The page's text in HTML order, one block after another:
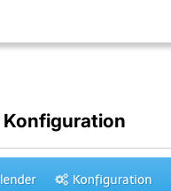
Konfiguration